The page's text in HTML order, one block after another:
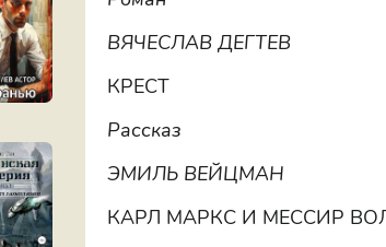
ВЯЧЕСЛАВ ДЕГТЕВ
КРЕСТ
Рассказ
ЭМИЛЬ ВЕЙЦМАН
КАРЛ МАРКС И МЕССИР